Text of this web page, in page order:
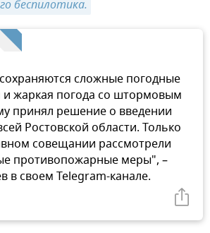
беспилотика.
сложные погодные
и жаркая погода со штормовым
принял решение о введении
Ростовской области. Только
совещании рассмотрели
противопожарные меры", –
в своем Telegram-канале.